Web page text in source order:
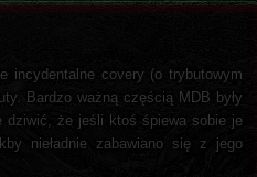
incydentalne covery (o trybutowym
Bardzo ważną częścią MDB były
dziwić, że jeśli ktoś śpiewa sobie je
nieładnie zabawiano się z jego